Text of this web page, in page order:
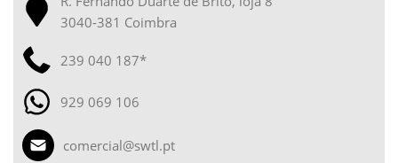
3040-381 Coimbra
239 040 187*
929 069 106
comercial@swtl.pt